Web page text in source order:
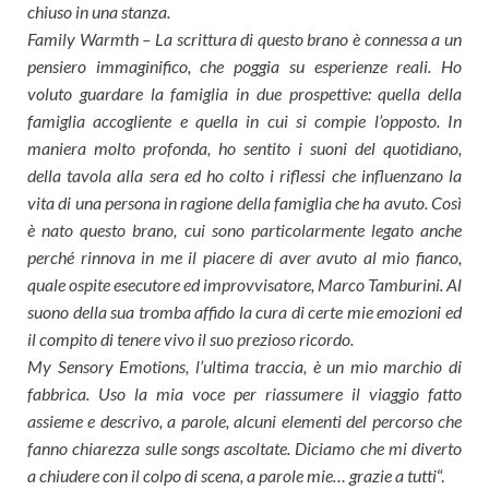
chiuso in una stanza.
Family Warmth – La scrittura di questo brano è connessa a un
pensiero immaginifico, che poggia su esperienze reali. Ho
voluto guardare la famiglia in due prospettive: quella della
famiglia accogliente e quella in cui si compie l’opposto. In
maniera molto profonda, ho sentito i suoni del quotidiano,
della tavola alla sera ed ho colto i riflessi che influenzano la
vita di una persona in ragione della famiglia che ha avuto. Così
è nato questo brano, cui sono particolarmente legato anche
perché rinnova in me il piacere di aver avuto al mio fianco,
quale ospite esecutore ed improvvisatore, Marco Tamburini. Al
suono della sua tromba affido la cura di certe mie emozioni ed
il compito di tenere vivo il suo prezioso ricordo.
My Sensory Emotions, l’ultima traccia, è un mio marchio di
fabbrica. Uso la mia voce per riassumere il viaggio fatto
assieme e descrivo, a parole, alcuni elementi del percorso che
fanno chiarezza sulle songs ascoltate. Diciamo che mi diverto
a chiudere con il colpo di scena, a parole mie… grazie a tutti“.